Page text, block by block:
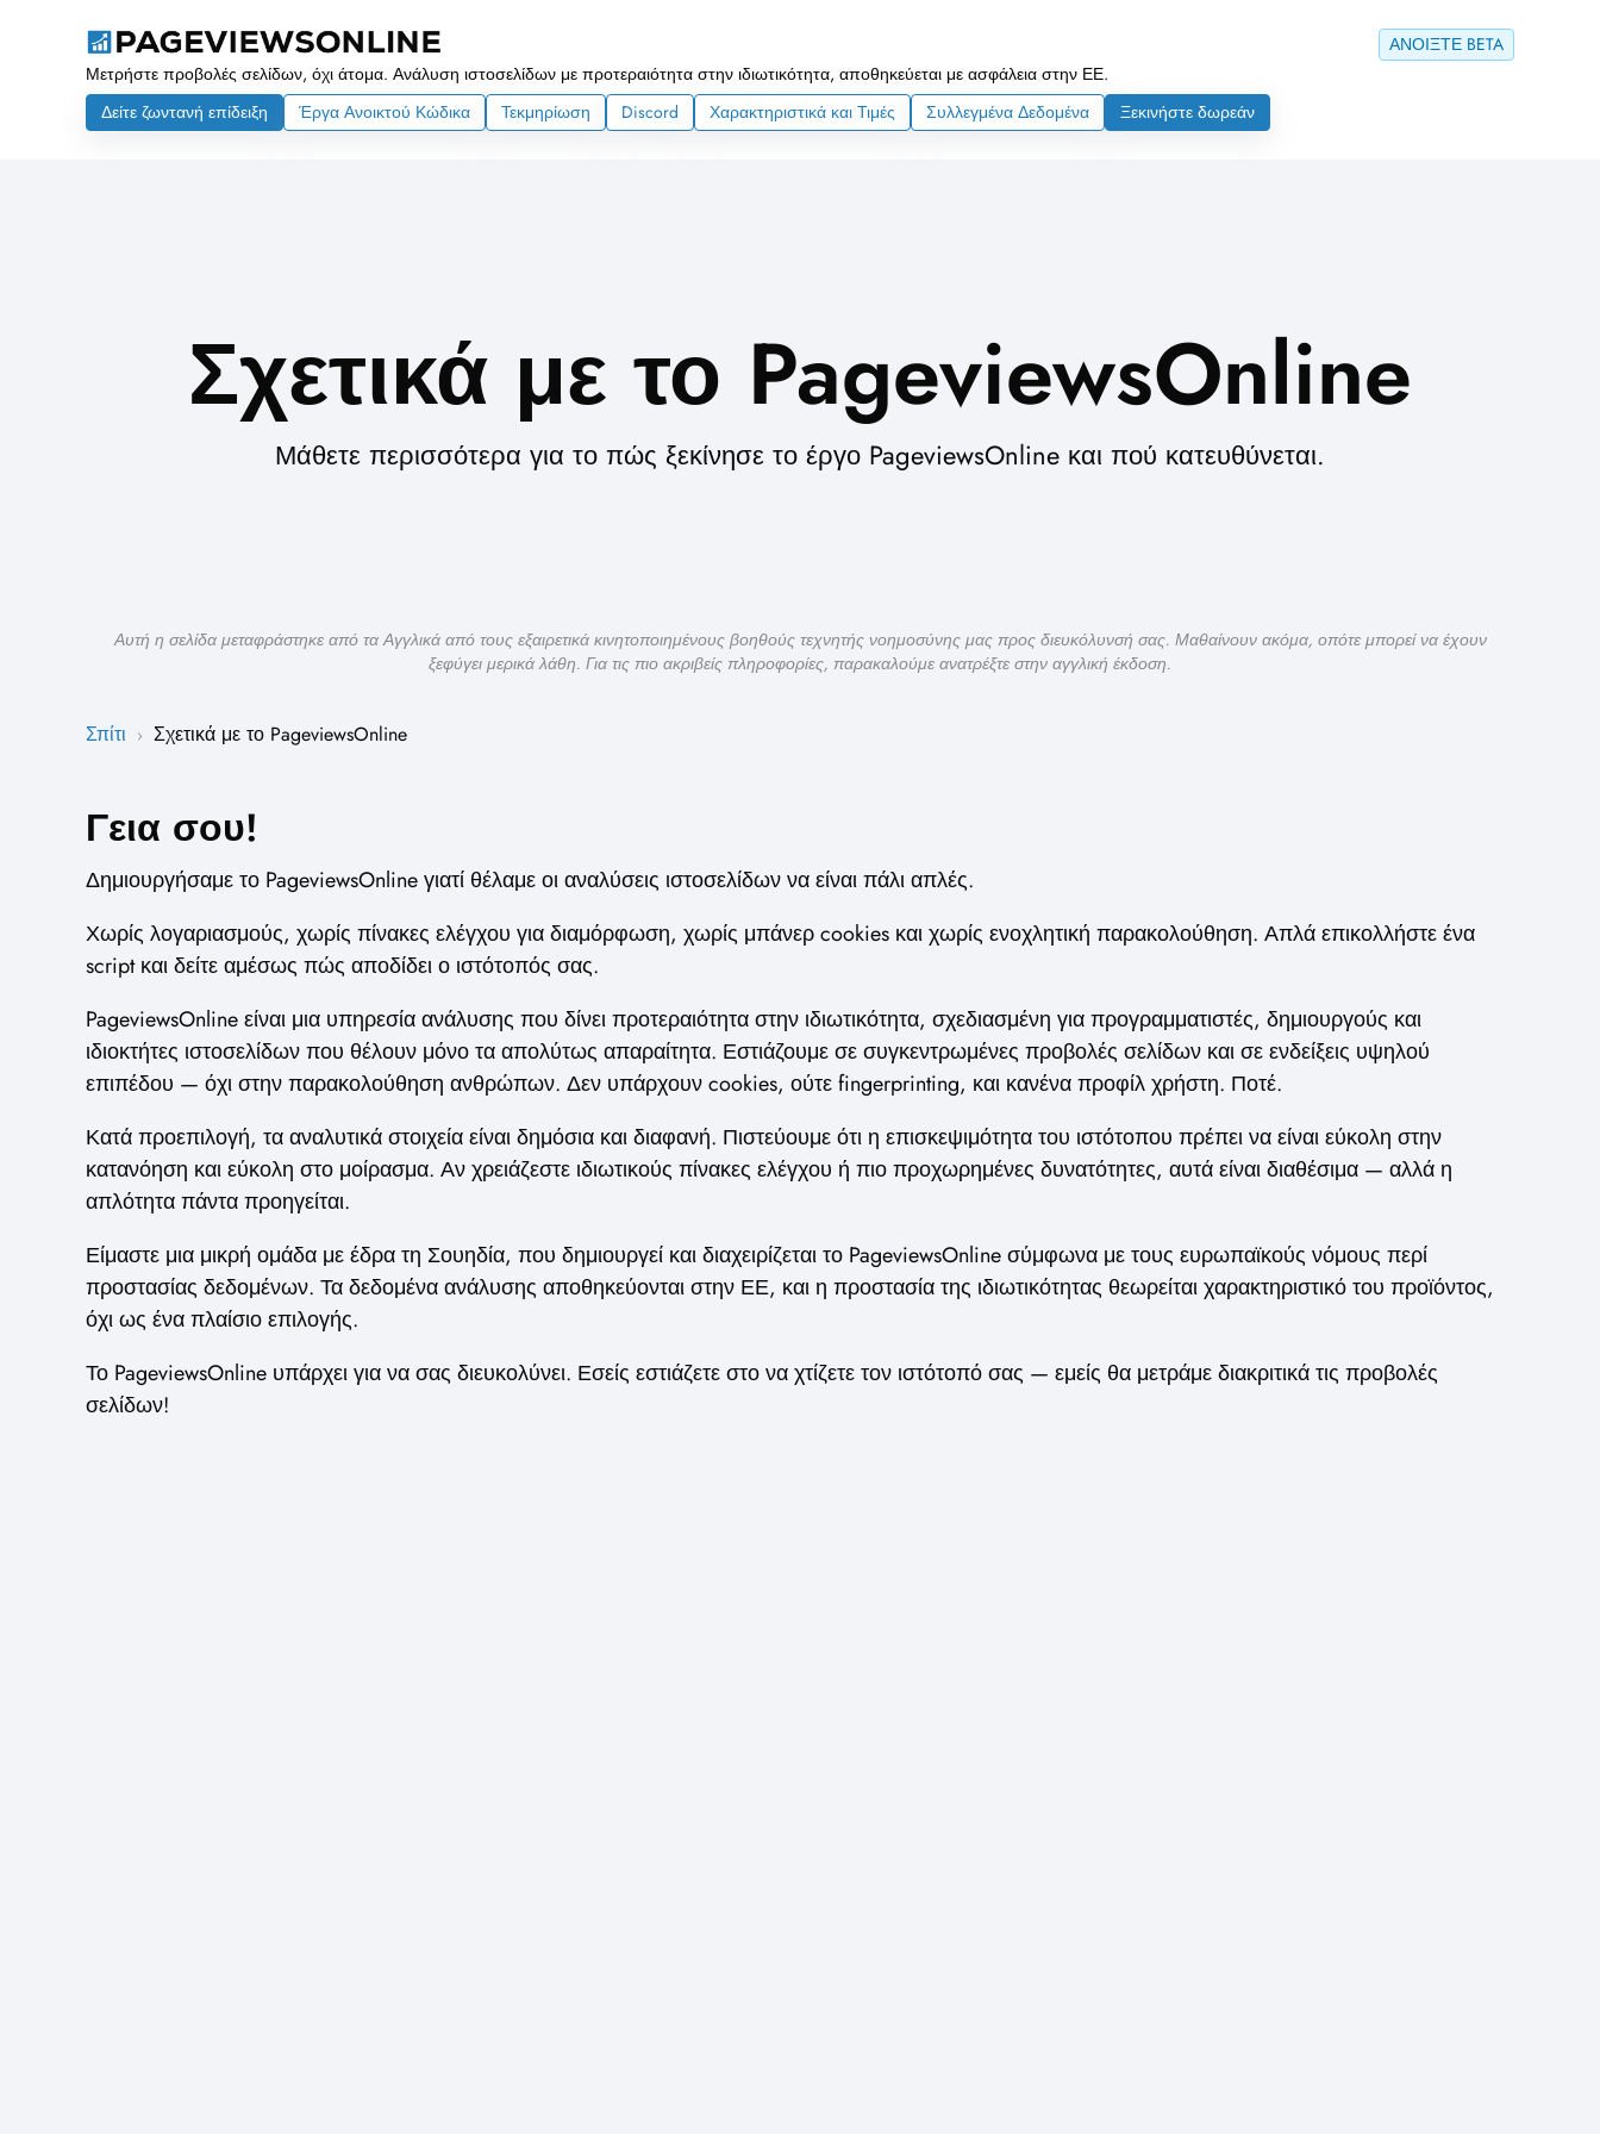
ΑΝΟΙΞΤΕ BETA
Μετρήστε προβολές σελίδων, όχι άτομα. Ανάλυση ιστοσελίδων με προτεραιότητα στην ιδιωτικότητα, αποθηκεύεται με ασφάλεια στην ΕΕ.
Δείτε ζωντανή επίδειξη
Έργα Ανοικτού Κώδικα Τεκμηρίωση Discord Χαρακτηριστικά και Τιμές Συλλεγμένα Δεδομένα Ξεκινήστε δωρεάν
Σχετικά με το PageviewsOnline
Μάθετε περισσότερα για το πώς ξεκίνησε το έργο PageviewsOnline και πού κατευθύνεται.
Αυτή η σελίδα μεταφράστηκε από τα Αγγλικά από τους εξαιρετικά κινητοποιημένους βοηθούς τεχνητής νοημοσύνης μας προς διευκόλυνσή σας. Μαθαίνουν ακόμα, οπότε μπορεί να έχουν
ξεφύγει μερικά λάθη. Για τις πιο ακριβείς πληροφορίες, παρακαλούμε ανατρέξτε στην αγγλική έκδοση.
Σπίτι › Σχετικά με το PageviewsOnline
Γεια σου!
Δημιουργήσαμε το PageviewsOnline γιατί θέλαμε οι αναλύσεις ιστοσελίδων να είναι πάλι απλές.
Χωρίς λογαριασμούς, χωρίς πίνακες ελέγχου για διαμόρφωση, χωρίς μπάνερ cookies και χωρίς ενοχλητική παρακολούθηση. Απλά επικολλήστε ένα
script και δείτε αμέσως πώς αποδίδει ο ιστότοπός σας.
PageviewsOnline είναι μια υπηρεσία ανάλυσης που δίνει προτεραιότητα στην ιδιωτικότητα, σχεδιασμένη για προγραμματιστές, δημιουργούς και
ιδιοκτήτες ιστοσελίδων που θέλουν μόνο τα απολύτως απαραίτητα. Εστιάζουμε σε συγκεντρωμένες προβολές σελίδων και σε ενδείξεις υψηλού
επιπέδου — όχι στην παρακολούθηση ανθρώπων. Δεν υπάρχουν cookies, ούτε fingerprinting, και κανένα προφίλ χρήστη. Ποτέ.
Κατά προεπιλογή, τα αναλυτικά στοιχεία είναι δημόσια και διαφανή. Πιστεύουμε ότι η επισκεψιμότητα του ιστότοπου πρέπει να είναι εύκολη στην
κατανόηση και εύκολη στο μοίρασμα. Αν χρειάζεστε ιδιωτικούς πίνακες ελέγχου ή πιο προχωρημένες δυνατότητες, αυτά είναι διαθέσιμα — αλλά η
απλότητα πάντα προηγείται.
Είμαστε μια μικρή ομάδα με έδρα τη Σουηδία, που δημιουργεί και διαχειρίζεται το PageviewsOnline σύμφωνα με τους ευρωπαϊκούς νόμους περί
προστασίας δεδομένων. Τα δεδομένα ανάλυσης αποθηκεύονται στην ΕΕ, και η προστασία της ιδιωτικότητας θεωρείται χαρακτηριστικό του προϊόντος,
όχι ως ένα πλαίσιο επιλογής.
Το PageviewsOnline υπάρχει για να σας διευκολύνει. Εσείς εστιάζετε στο να χτίζετε τον ιστότοπό σας — εμείς θα μετράμε διακριτικά τις προβολές
σελίδων!